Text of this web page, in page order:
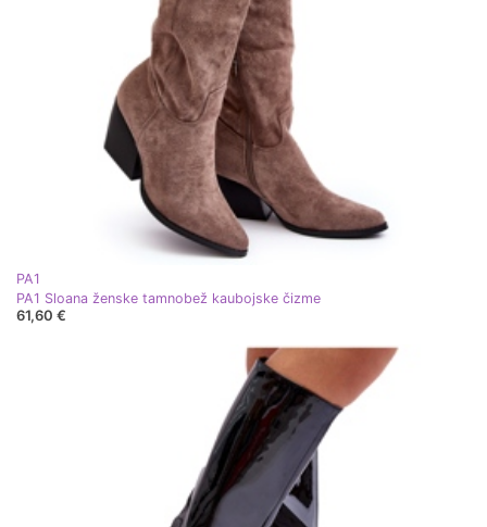
PA1
PA1 Sloana ženske tamnobež kaubojske čizme
61,60 €